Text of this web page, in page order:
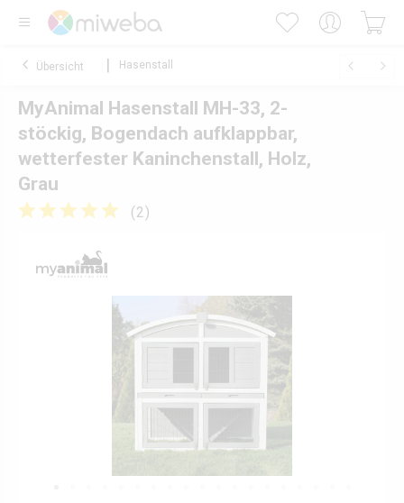
Übersicht Hasenstall
MyAnimal Hasenstall MH-33, 2-
stöckig, Bogendach aufklappbar,
wetterfester Kaninchenstall, Holz,
Grau
(2)